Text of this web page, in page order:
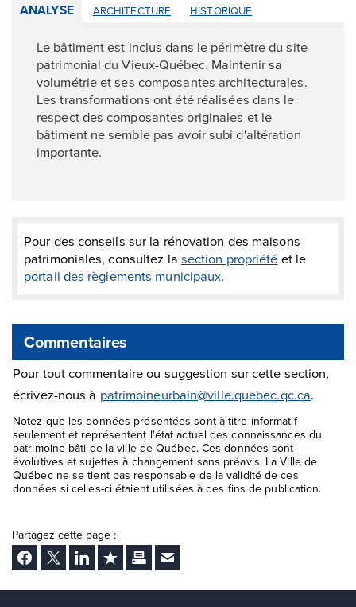
ANALYSE ARCHITECTURE HISTORIQUE
Le bâtiment est inclus dans le périmètre du site
patrimonial du Vieux-Québec. Maintenir sa
volumétrie et ses composantes architecturales.
Les transformations ont été réalisées dans le
respect des composantes originales et le
bâtiment ne semble pas avoir subi d'altération
importante.
Pour des conseils sur la rénovation des maisons
patrimoniales, consultez la section propriété et le
portail des règlements municipaux.
Commentaires
Pour tout commentaire ou suggestion sur cette section,
écrivez-nous à patrimoineurbain@ville.quebec.qc.ca.
Notez que les données présentées sont à titre informatif
seulement et représentent l'état actuel des connaissances du
patrimoine bâti de la ville de Québec. Ces données sont
évolutives et sujettes à changement sans préavis. La Ville de
Québec ne se tient pas responsable de la validité de ces
données si celles-ci étaient utilisées à des fins de publication.
Partagez cette page :
Facebook
Twitter LinkedInAjouter aux favoris
ImprimerEnvoyer Ã un ami